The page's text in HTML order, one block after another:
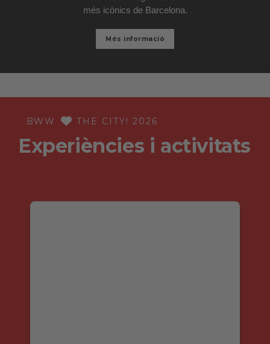
més icònics de Barcelona.
Més informació
BWW THE CITY! 2026
Experiències i activitats